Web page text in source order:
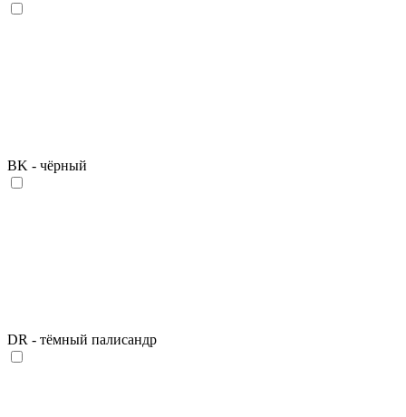
BK - чёрный
DR - тёмный палисандр